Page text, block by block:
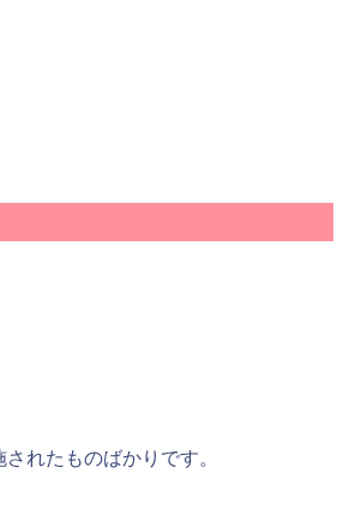
れたものばかりです。